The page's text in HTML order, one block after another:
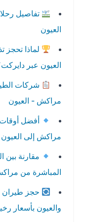
تفاصيل رحلات
العيون
لماذا تحجز
العيون عبر دايركت؟
شركات الطيران
مراكش - العيون
أفضل أوقات حجز
مراكش إلى العيون
مقارنة بين
المباشرة من مراكش إلى
حجز طيران ذهاب
والعيون بأسعار رخيصة